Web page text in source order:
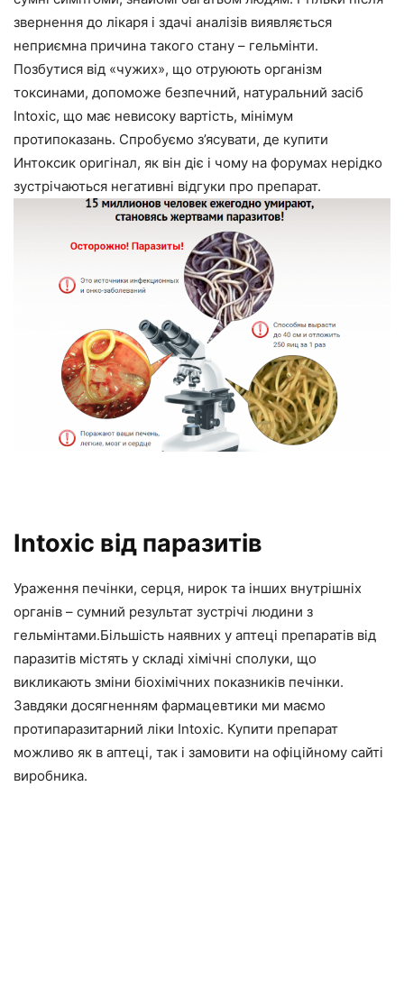
звернення до лікаря і здачі аналізів виявляється
неприємна причина такого стану – гельмінти.
Позбутися від «чужих», що отруюють організм
токсинами, допоможе безпечний, натуральний засіб
Intoxic, що має невисоку вартість, мінімум
протипоказань. Спробуємо з’ясувати, де купити
Интоксик оригінал, як він діє і чому на форумах нерідко
зустрічаються негативні відгуки про препарат.
Intoxic від паразитів
Ураження печінки, серця, нирок та інших внутрішніх
органів – сумний результат зустрічі людини з
гельмінтами.Більшість наявних у аптеці препаратів від
паразитів містять у складі хімічні сполуки, що
викликають зміни біохімічних показників печінки.
Завдяки досягненням фармацевтики ми маємо
протипаразитарний ліки Intoxic. Купити препарат
можливо як в аптеці, так і замовити на офіційному сайті
виробника.